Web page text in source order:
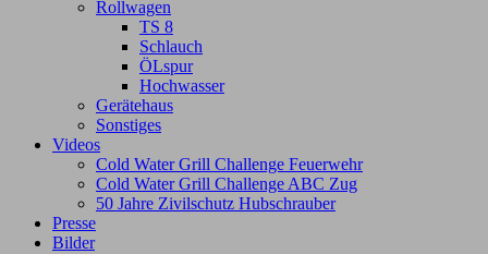
Rollwagen
TS 8
Schlauch
ÖLspur
Hochwasser
Gerätehaus
Sonstiges
Videos
Cold Water Grill Challenge Feuerwehr
Cold Water Grill Challenge ABC Zug
50 Jahre Zivilschutz Hubschrauber
Presse
Bilder